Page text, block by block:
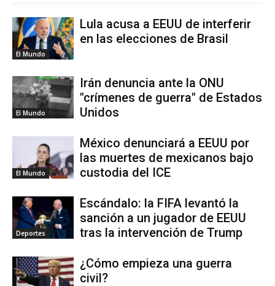
El Mundo
Lula acusa a EEUU de interferir
en las elecciones de Brasil
El Mundo
Irán denuncia ante la ONU
"crímenes de guerra" de Estados
Unidos
El Mundo
México denunciará a EEUU por
las muertes de mexicanos bajo
custodia del ICE
Deportes
Escándalo: la FIFA levantó la
sanción a un jugador de EEUU
tras la intervención de Trump
¿Cómo empieza una guerra
civil?